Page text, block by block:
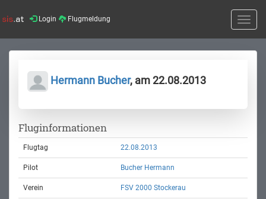
Login Flugmeldung
Toggle
Hermann Bucher, am 22.08.2013
Fluginformationen
Flugtag 22.08.2013
Pilot Bucher Hermann
Verein FSV 2000 Stockerau